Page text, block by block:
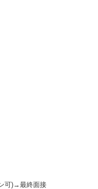
可)→最終面接